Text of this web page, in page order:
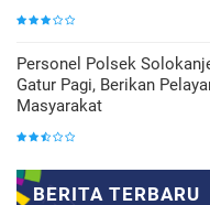
Personel Polsek
Gatur Pagi, Berikan
Masyarakat